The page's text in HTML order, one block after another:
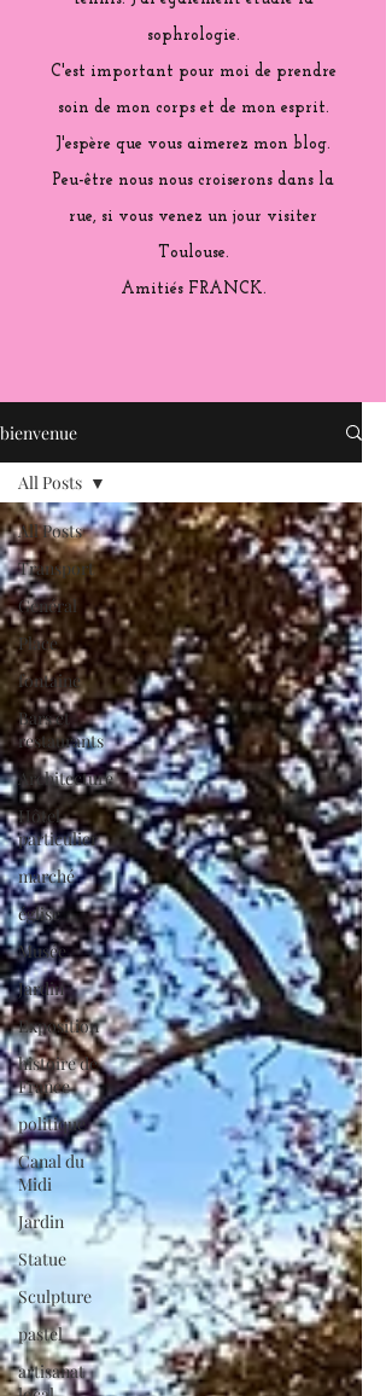
sophrologie.
C'est important pour moi de prendre
soin de mon corps et de mon esprit.
J'espère que vous aimerez mon blog.
Peu-être nous nous croiserons dans la
rue, si vous venez un jour visiter
Toulouse.
Amitiés FRANCK.
bienvenue
All Posts
Transport
Général
Place
fontaine
Bars et
restaurants
Architecture
Hôtel
particulier
marché
église
Musée
Jardin
Exposition
histoire de
France
politique
Canal du
Midi
Jardin
Statue
Sculpture
pastel
artisanat
All Posts